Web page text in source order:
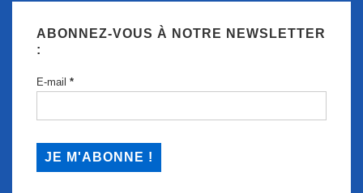
ABONNEZ-VOUS À NOTRE NEWSLETTER
:
E-mail *